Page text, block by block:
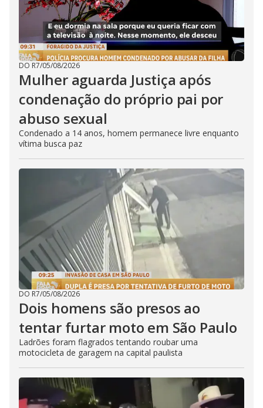
DO R7/05/08/2026
Mulher aguarda Justiça após
condenação do próprio pai por
abuso sexual
Condenado a 14 anos, homem permanece livre enquanto
vítima busca paz
DO R7/05/08/2026
Dois homens são presos ao
tentar furtar moto em São Paulo
Ladrões foram flagrados tentando roubar uma
motocicleta de garagem na capital paulista